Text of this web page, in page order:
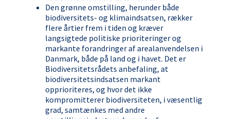
Den grønne omstilling, herunder både
biodiversitets- og klimaindsatsen, rækker
flere årtier frem i tiden og kræver
langsigtede politiske prioriteringer og
markante forandringer af arealanvendelsen i
Danmark, både på land og i havet. Det er
Biodiversitetsrådets anbefaling, at
biodiversitetsindsatsen markant
opprioriteres, og hvor det ikke
kompromitterer biodiversiteten, i væsentlig
grad, samtænkes med andre